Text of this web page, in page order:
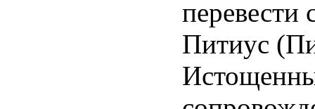
перевести
Питиус